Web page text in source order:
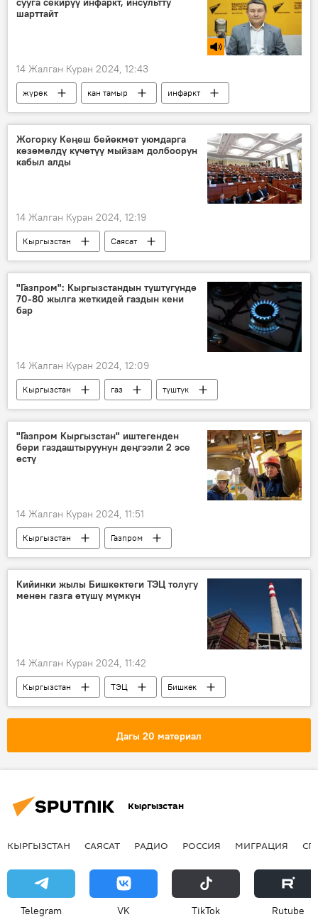
шарттайт
14 Жалган Куран 2024, 12:43
жүрөк кан тамыр
инфаркт
инсульт
мончо
Амирбек Мидинов
Радио
Жогорку Кеңеш бейөкмөт уюмдарга
көзөмөлдү күчөтүү мыйзам долбоорун
кабыл алды
14 Жалган Куран 2024, 12:19
Кыргызстан
Саясат
бейөкмөт уюму
мыйзам
Жогорку Кеңеш
"Газпром": Кыргызстандын түштүгүндө
70-80 жылга жеткидей газдын кени
бар
14 Жалган Куран 2024, 12:09
Кыргызстан газ
түштүк
кен
жол картасы
изилдөө
тариф
"Газпром Кыргызстан" иштегенден
бери газдаштыруунун деңгээли 2 эсе
өстү
14 Жалган Куран 2024, 11:51
Кыргызстан
Газпром
Газдаштыруу
конуш
жаңы конуштар
Кийинки жылы Бишкектеги ТЭЦ толугу
менен газга өтүшү мүмкүн
14 Жалган Куран 2024, 11:42
Кыргызстан ТЭЦ
Бишкек
газ
"Газпром Кыргызстан" ЖЧКсы
Дагы 20 материал
Кыргызстан
КЫРГЫЗСТАН САЯСАТ РАДИО РОССИЯ МИГРАЦИЯ
Telegram VK ТikТоk Rutube